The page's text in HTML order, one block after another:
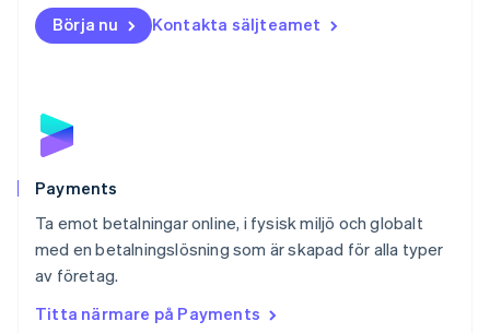
Börja nu Kontakta säljteamet
Payments
Ta emot betalningar online, i fysisk miljö och globalt
med en betalningslösning som är skapad för alla typer
av företag.
Titta närmare på Payments
English
Nya Zeeland
Portugal
Português
English
DeutschFrançaisItalianoEnglish
Singapore
English简体中文
English